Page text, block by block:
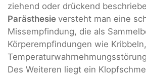
ziehend oder drückend
Parästhesie versteht man eine
Missempfindung, die als
Körperempfindungen wie
Des Weiteren liegt ein